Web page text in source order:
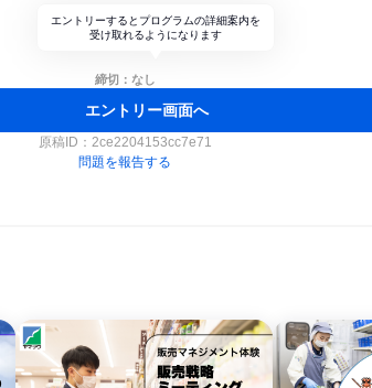
エントリーするとプログラムの詳細案内を
受け取れるようになります
締切：なし
エントリー画面へ
原稿ID： 2ce2204153cc7e71
問題を報告する